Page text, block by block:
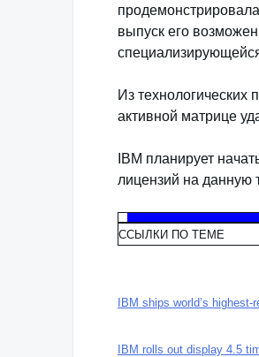
выпуск его
Из технологических
активной матрице
IBM планирует
лицензий на данную
ССЫЛКИ ПО ТЕМЕ
IBM ships world’s
IBM rolls out display 4.5